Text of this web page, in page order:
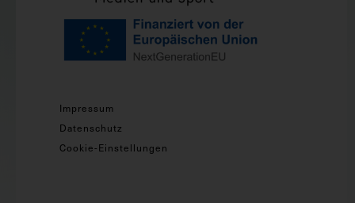
Impressum
Datenschutz
Cookie-Einstellungen